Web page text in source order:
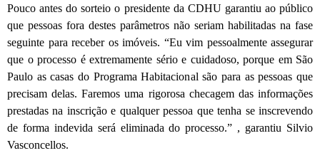
Pouco antes do sorteio o presidente da CDHU garantiu ao público
que pessoas fora destes parâmetros não seriam habilitadas na fase
seguinte para receber os imóveis. “Eu vim pessoalmente assegurar
que o processo é extremamente sério e cuidadoso, porque em São
Paulo as casas do Programa Habitacional são para as pessoas que
precisam delas. Faremos uma rigorosa checagem das informações
prestadas na inscrição e qualquer pessoa que tenha se inscrevendo
de forma indevida será eliminada do processo.” , garantiu Silvio
Vasconcellos.